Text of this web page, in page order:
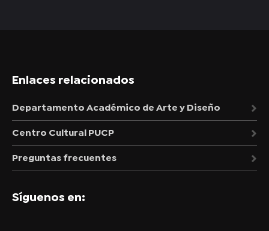
Enlaces relacionados
Departamento Académico de Arte y Diseño
Centro Cultural PUCP
Preguntas frecuentes
Síguenos en: